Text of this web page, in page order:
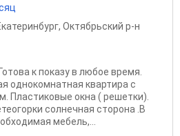
, Октябрьский р-н
к показу в любое время.
однокомнатная квартира с
Пластиковые окна ( решетки).
солнечная сторона .В
мебель,...